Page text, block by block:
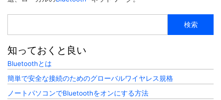
知っておくと良い
Bluetoothとは
簡単で安全な接続のためのグローバルワイヤレス規格
ノートパソコンでBluetoothをオンにする方法